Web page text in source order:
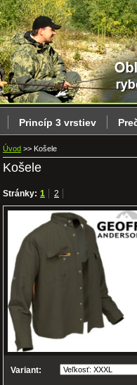
Úvod >> Košele
Košele
Stránky: 1 2
Variant:
Princíp 3 vrstiev